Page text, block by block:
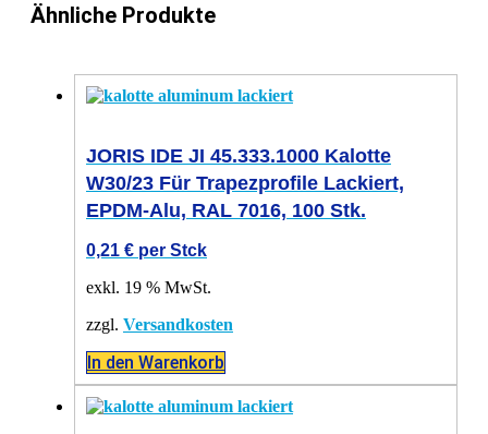
Ähnliche Produkte
JORIS IDE JI 45.333.1000 Kalotte
W30/23 Für Trapezprofile Lackiert,
EPDM-Alu, RAL 7016, 100 Stk.
0,21 € per Stck
exkl. 19 % MwSt.
zzgl. Versandkosten
In den Warenkorb